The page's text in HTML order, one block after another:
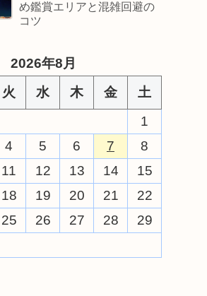
め鑑賞エリアと混雑回避の
コツ
2026年8月
火 水 木 金
土
1
4 5 6 7
8
11 12 13 14
15
18 19 20 21
22
25 26 27 28
29